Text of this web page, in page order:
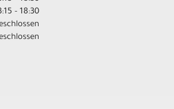
- 18:30